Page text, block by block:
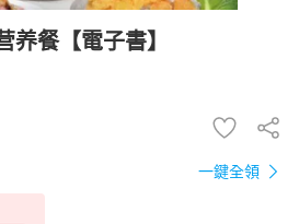
养餐【電子書】
一鍵全領